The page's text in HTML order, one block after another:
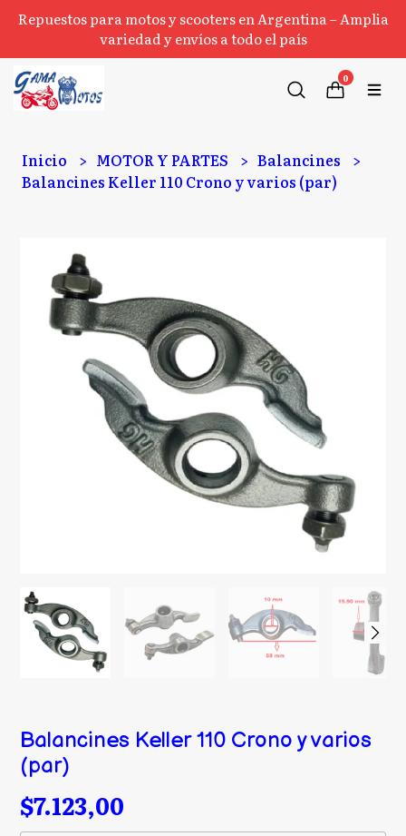
Repuestos para motos y scooters en Argentina – Amplia
variedad y envíos a todo el país
0
Inicio MOTOR Y PARTES
Balancines
Balancines Keller 110 Crono y varios (par)
Balancines Keller 110 Crono y varios
(par)
$7.123,00